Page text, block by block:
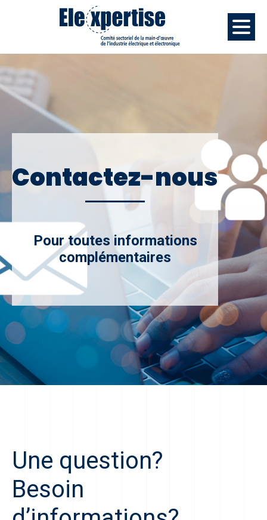
Contactez-nous
Pour toutes informations
complémentaires
Une question?
Besoin